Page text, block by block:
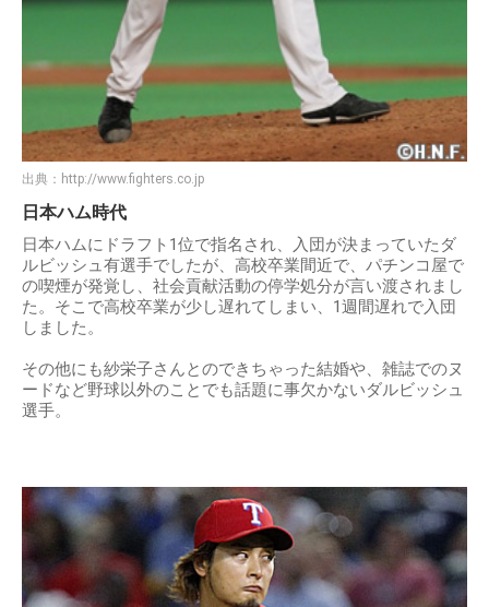
出典： http://www.fighters.co.jp
日本ハム時代
日本ハムにドラフト1位で指名され、入団が決まっていたダ
ルビッシュ有選手でしたが、高校卒業間近で、パチンコ屋で
の喫煙が発覚し、社会貢献活動の停学処分が言い渡されまし
た。そこで高校卒業が少し遅れてしまい、1週間遅れで入団
しました。
その他にも紗栄子さんとのできちゃった結婚や、雑誌でのヌ
ードなど野球以外のことでも話題に事欠かないダルビッシュ
選手。